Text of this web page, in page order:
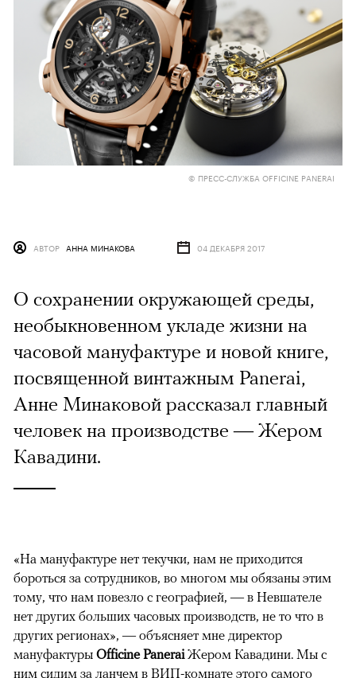
© ПРЕСС-СЛУЖБА OFFICINE PANERAI
АВТОР АННА МИНАКОВА 04 ДЕКАБРЯ 2017
О сохранении окружающей среды,
необыкновенном укладе жизни на
часовой мануфактуре и новой книге,
посвященной винтажным Panerai,
Анне Минаковой рассказал главный
человек на производстве — Жером
Кавадини.
«На мануфактуре нет текучки, нам не приходится
бороться за сотрудников, во многом мы обязаны этим
тому, что нам повезло с географией, — в Невшателе
нет других больших часовых производств, не то что в
других регионах», — объясняет мне директор
мануфактуры Officine PaneraiЖером Кавадини. Мы с
ним сидим за ланчем в ВИП-комнате этого самого